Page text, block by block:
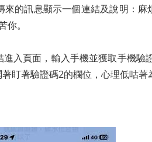
的訊息顯示一個連結及說明：麻
。
入頁面，輸入手機並獲取手機驗
盯著驗證碼2的欄位，心理低咕著